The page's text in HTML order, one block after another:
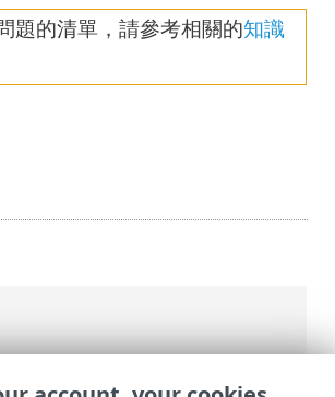
題的清單，請參考相關的知識